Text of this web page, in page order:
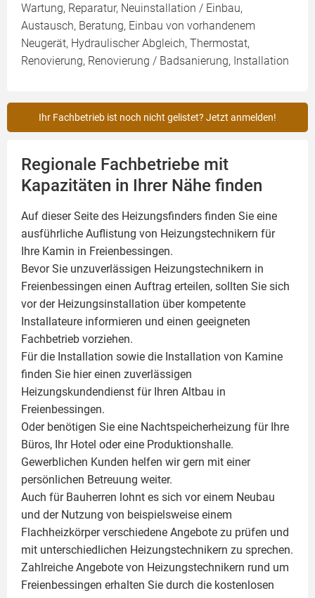
Wartung, Reparatur, Neuinstallation / Einbau,
Austausch, Beratung, Einbau von vorhandenem
Neugerät, Hydraulischer Abgleich, Thermostat,
Renovierung, Renovierung / Badsanierung, Installation
Ihr Fachbetrieb ist noch nicht gelistet? Jetzt anmelden!
Regionale Fachbetriebe mit
Kapazitäten in Ihrer Nähe finden
Auf dieser Seite des Heizungsfinders finden Sie eine
ausführliche Auflistung von Heizungstechnikern für
Ihre Kamin in Freienbessingen.
Bevor Sie unzuverlässigen Heizungstechnikern in
Freienbessingen einen Auftrag erteilen, sollten Sie sich
vor der Heizungsinstallation über kompetente
Installateure informieren und einen geeigneten
Fachbetrieb vorziehen.
Für die Installation sowie die Installation von Kamine
finden Sie hier einen zuverlässigen
Heizungskundendienst für Ihren Altbau in
Freienbessingen.
Oder benötigen Sie eine Nachtspeicherheizung für Ihre
Büros, Ihr Hotel oder eine Produktionshalle.
Gewerblichen Kunden helfen wir gern mit einer
persönlichen Betreuung weiter.
Auch für Bauherren lohnt es sich vor einem Neubau
und der Nutzung von beispielsweise einem
Flachheizkörperverschiedene Angebote zu prüfen und
mit unterschiedlichen Heizungstechnikern zu sprechen.
Zahlreiche Angebote von Heizungstechnikern rund um
Freienbessingen erhalten Sie durch die kostenlosen